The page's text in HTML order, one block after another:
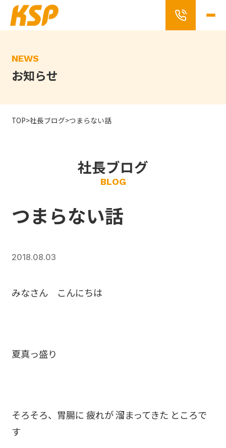
Skip
the
content
NEWS
お知らせ
TOP>社長ブログ>つまらない話
社長ブログ
BLOG
つまらない話
2018.08.03
みなさん こんにちは
夏真っ盛り
そろそろ、胃腸に 疲れが 溜まってきた ところで
す